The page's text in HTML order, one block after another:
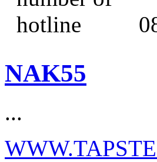
NAK55
...